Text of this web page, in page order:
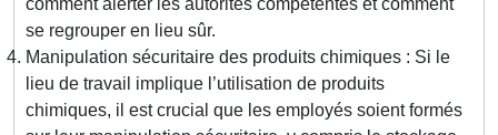
comment alerter les autorités compétentes et comment
se regrouper en lieu sûr.
Manipulation sécuritaire des produits chimiques : Si le
lieu de travail implique l’utilisation de produits
chimiques, il est crucial que les employés soient formés